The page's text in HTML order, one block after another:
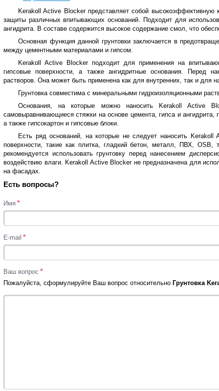
Kerakoll Active Blocker представляет собой высокоэффективную
защиты различных впитывающих оснований. Подходит для
ангидрита. В составе содержится высокое содержание смол, что
Основная функция данной грунтовки заключается в
между цементными материалами и гипсом.
Kerakoll Active Blocker подходит для применения на
гипсовые поверхности, а также ангидритные основания. Перед
растворов. Она может быть применена как для внутренних, так и для
Грунтовка совместима с минеральными гидроизоляционными
Основания, на которые можно наносить Kerakoll Active
самовыравнивающиеся стяжки на основе цемента, гипса и
а также гипсокартон и гипсовые блоки.
Есть ряд оснований, на которые не следует наносить
поверхности, такие как плитка, гладкий бетон, металл, ПВХ,
рекомендуется использовать грунтовку перед нанесением
воздействию влаги. Kerakoll Active Blocker не предназначена для
на фасадах.
Есть вопросы?
Имя *
E-mail *
Ваш вопрос *
Пожалуйста, сформулируйте Ваш вопрос относительно Грунтовка